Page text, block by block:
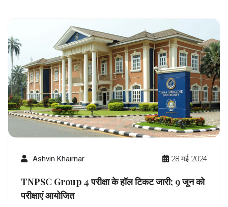
Ashvin Khairnar 28 मई 2024
TNPSC Group 4 परीक्षा के हॉल टिकट जारी; 9 जून को
परीक्षाएं आयोजित